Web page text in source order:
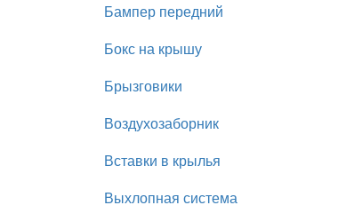
Бампер передний
Бокс на крышу
Брызговики
Воздухозаборник
Вставки в крылья
Выхлопная система